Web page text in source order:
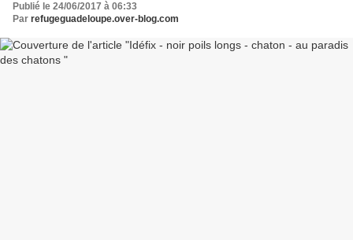
Publié le 24/06/2017 à 06:33
Par refugeguadeloupe.over-blog.com